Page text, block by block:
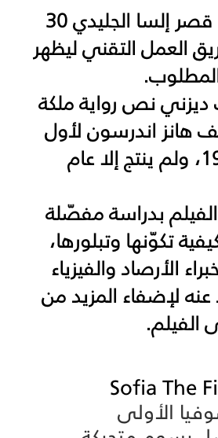
استغرق بناء قصر إلسا الجليدي 30
العمل التقني ليظهر
نص رواية ملكة
هانز اندرسون لأول
مرّة عام 1939، ولم ينتج إلا عام
بدراسة مفصّلة
تكوّنها وتبلورها،
الأرصاد والفيزياء
عنه لإضفاء المزيد من
الفيلم.
Sofia The
الأولى